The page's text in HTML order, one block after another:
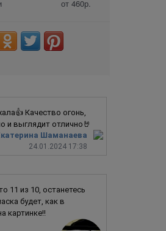
от 460р.
Шаманаева
24.01.2024 17:38
Качество огонь,
и выглядит отлично🤘
11 из 10, останетесь
будет, как в
картинке!!